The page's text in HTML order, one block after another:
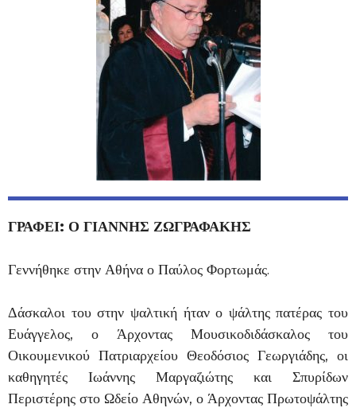
ΓΡΑΦΕΙ: Ο ΓΙΑΝΝΗΣ ΖΩΓΡΑΦΑΚΗΣ
Γεννήθηκε στην Αθήνα ο Παύλος Φορτωμάς.
Δάσκαλοι του στην ψαλτική ήταν ο ψάλτης πατέρας του
Ευάγγελος, ο Άρχοντας Μουσικοδιδάσκαλος του
Οικουμενικού Πατριαρχείου Θεοδόσιος Γεωργιάδης, οι
καθηγητές Ιωάννης Μαργαζιώτης και Σπυρίδων
Περιστέρης στο Ωδείο Αθηνών, ο Άρχοντας Πρωτοψάλτης